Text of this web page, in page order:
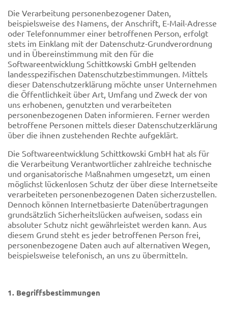
Die Verarbeitung personenbezogener Daten,
beispielsweise des Namens, der Anschrift, E-Mail-Adresse
oder Telefonnummer einer betroffenen Person, erfolgt
stets im Einklang mit der Datenschutz-Grundverordnung
und in Übereinstimmung mit den für die
Softwareentwicklung Schittkowski GmbH geltenden
landesspezifischen Datenschutzbestimmungen. Mittels
dieser Datenschutzerklärung möchte unser Unternehmen
die Öffentlichkeit über Art, Umfang und Zweck der von
uns erhobenen, genutzten und verarbeiteten
personenbezogenen Daten informieren. Ferner werden
betroffene Personen mittels dieser Datenschutzerklärung
über die ihnen zustehenden Rechte aufgeklärt.
Die Softwareentwicklung Schittkowski GmbH hat als für
die Verarbeitung Verantwortlicher zahlreiche technische
und organisatorische Maßnahmen umgesetzt, um einen
möglichst lückenlosen Schutz der über diese Internetseite
verarbeiteten personenbezogenen Daten sicherzustellen.
Dennoch können Internetbasierte Datenübertragungen
grundsätzlich Sicherheitslücken aufweisen, sodass ein
absoluter Schutz nicht gewährleistet werden kann. Aus
diesem Grund steht es jeder betroffenen Person frei,
personenbezogene Daten auch auf alternativen Wegen,
beispielsweise telefonisch, an uns zu übermitteln.
1. Begriffsbestimmungen